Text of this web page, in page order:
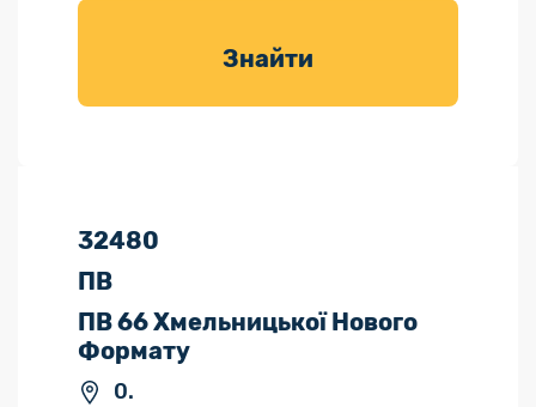
товарів для
Знайти
32480
ПВ
ПВ 66 Хмельницької Нового
Формату
0.